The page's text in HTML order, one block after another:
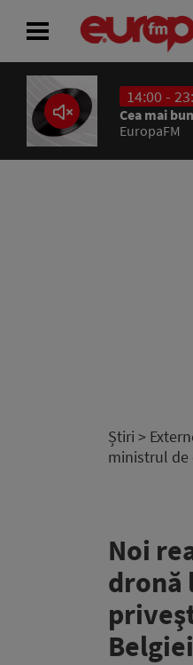
14:00 -
Cea mai
EuropaFM
Știri >
ministrul de
Noi
dronă
ACASĂ
ȘTIRI